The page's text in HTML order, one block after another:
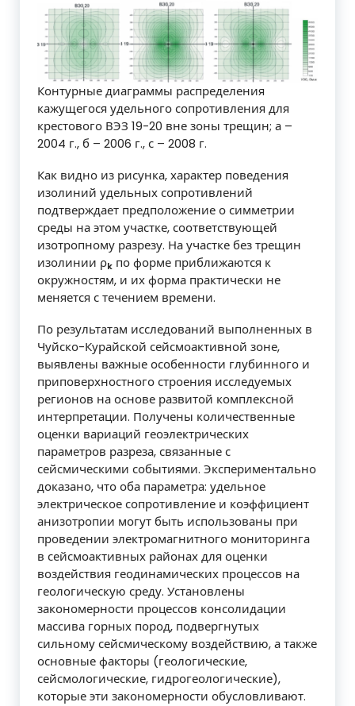
Контурные диаграммы распределения
кажущегося удельного сопротивления для
крестового ВЭЗ 19-20 вне зоны трещин; а –
2004 г., б – 2006 г., с – 2008 г.
Как видно из рисунка, характер поведения
изолиний удельных сопротивлений
подтверждает предположение о симметрии
среды на этом участке, соответствующей
изотропному разрезу. На участке без трещин
изолинии ρk по форме приближаются к
окружностям, и их форма практически не
меняется с течением времени.
По результатам исследований выполненных в
Чуйско-Курайской сейсмоактивной зоне,
выявлены важные особенности глубинного и
приповерхностного строения исследуемых
регионов на основе развитой комплексной
интерпретации. Получены количественные
оценки вариаций геоэлектрических
параметров разреза, связанные с
сейсмическими событиями. Экспериментально
доказано, что оба параметра: удельное
электрическое сопротивление и коэффициент
анизотропии могут быть использованы при
проведении электромагнитного мониторинга
в сейсмоактивных районах для оценки
воздействия геодинамических процессов на
геологическую среду. Установлены
закономерности процессов консолидации
массива горных пород, подвергнутых
сильному сейсмическому воздействию, а также
основные факторы (геологические,
сейсмологические, гидрогеологические),
которые эти закономерности обусловливают.